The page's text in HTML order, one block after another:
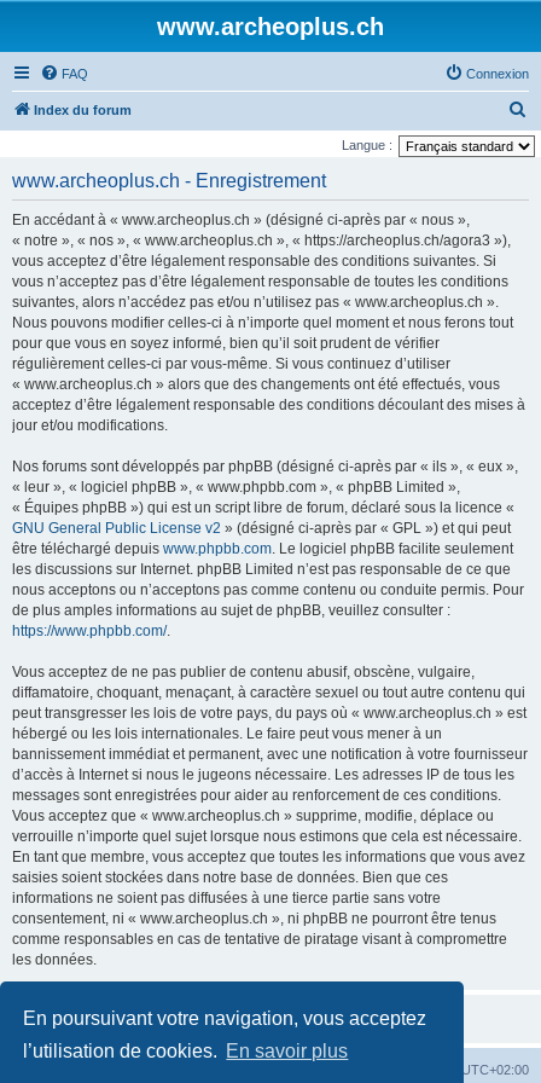
En poursuivant votre navigation, vous acceptez
l’utilisation de cookies. En savoir plus
www.archeoplus.ch
FAQ Connexion
Index du forum
e
Langue :
www.archeoplus.ch - Enregistrement
En accédant à « www.archeoplus.ch » (désigné ci-après par « nous »,
« notre », « nos », « www.archeoplus.ch », « https://archeoplus.ch/agora3 »),
vous acceptez d’être légalement responsable des conditions suivantes. Si
vous n’acceptez pas d’être légalement responsable de toutes les conditions
suivantes, alors n’accédez pas et/ou n’utilisez pas « www.archeoplus.ch ».
Nous pouvons modifier celles-ci à n’importe quel moment et nous ferons tout
pour que vous en soyez informé, bien qu’il soit prudent de vérifier
régulièrement celles-ci par vous-même. Si vous continuez d’utiliser
« www.archeoplus.ch » alors que des changements ont été effectués, vous
acceptez d’être légalement responsable des conditions découlant des mises à
jour et/ou modifications.
Nos forums sont développés par phpBB (désigné ci-après par « ils », « eux »,
« leur », « logiciel phpBB », « www.phpbb.com », « phpBB Limited »,
« Équipes phpBB ») qui est un script libre de forum, déclaré sous la licence «
GNU General Public License v2 » (désigné ci-après par « GPL ») et qui peut
être téléchargé depuis www.phpbb.com. Le logiciel phpBB facilite seulement
les discussions sur Internet. phpBB Limited n’est pas responsable de ce que
nous acceptons ou n’acceptons pas comme contenu ou conduite permis. Pour
de plus amples informations au sujet de phpBB, veuillez consulter :
https://www.phpbb.com/.
Vous acceptez de ne pas publier de contenu abusif, obscène, vulgaire,
diffamatoire, choquant, menaçant, à caractère sexuel ou tout autre contenu qui
peut transgresser les lois de votre pays, du pays où « www.archeoplus.ch » est
hébergé ou les lois internationales. Le faire peut vous mener à un
bannissement immédiat et permanent, avec une notification à votre fournisseur
d’accès à Internet si nous le jugeons nécessaire. Les adresses IP de tous les
messages sont enregistrées pour aider au renforcement de ces conditions.
Vous acceptez que « www.archeoplus.ch » supprime, modifie, déplace ou
verrouille n’importe quel sujet lorsque nous estimons que cela est nécessaire.
En tant que membre, vous acceptez que toutes les informations que vous avez
saisies soient stockées dans notre base de données. Bien que ces
informations ne soient pas diffusées à une tierce partie sans votre
consentement, ni « www.archeoplus.ch », ni phpBB ne pourront être tenus
comme responsables en cas de tentative de piratage visant à compromettre
les données.
UTC+02:00